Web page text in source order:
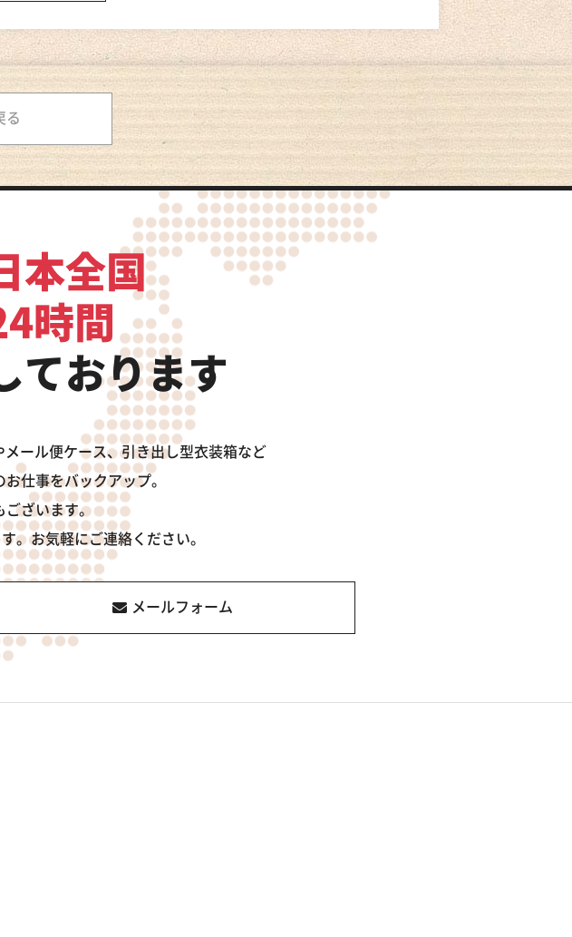
る
本全国
時間
ております
ール便ケース、引き出し型衣装箱など
仕事をバックアップ。
ございます。
。お気軽にご連絡ください。
メールフォーム